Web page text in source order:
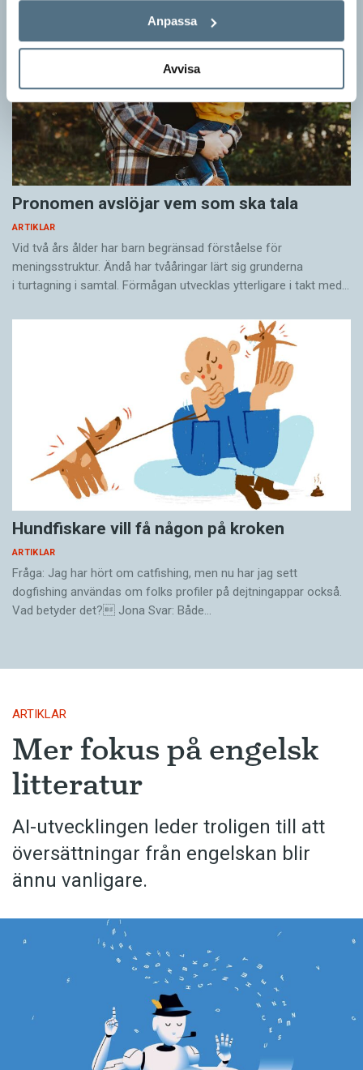
Anpassa
Avvisa
Pronomen avslöjar vem som ska tala
ARTIKLAR
Vid två års ålder har barn begränsad förståelse för
meningsstruktur. Ändå har tvååringar lärt sig grunderna
i turtagning i samtal. Förmågan utvecklas ytterligare i takt med…
Hundfiskare vill få någon på kroken
ARTIKLAR
Fråga: Jag har hört om catfishing, men nu har jag sett
dogfishing användas om folks profiler på dejtningappar också.
Vad betyder det? Jona Svar: Både…
ARTIKLAR
Mer fokus på engelsk
litteratur
AI-utvecklingen leder troligen till att
översättningar från engelskan blir
ännu vanligare.